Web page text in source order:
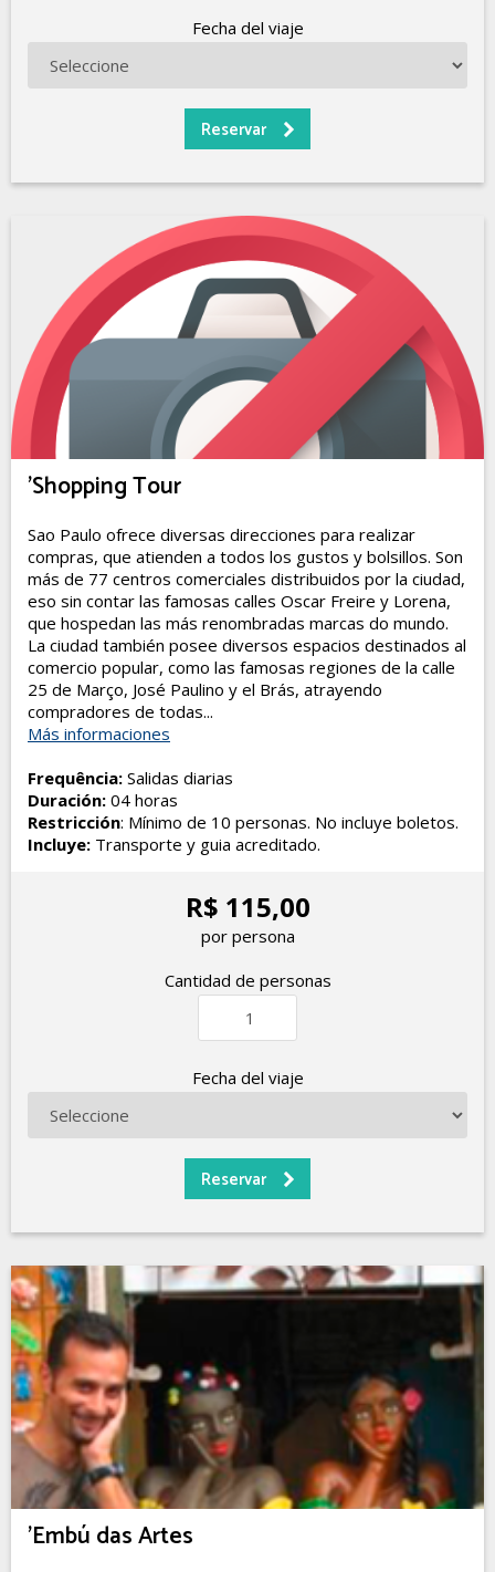
Fecha del viaje
'Shopping Tour
Sao Paulo ofrece diversas direcciones para realizar
compras, que atienden a todos los gustos y bolsillos. Son
más de 77 centros comerciales distribuidos por la ciudad,
eso sin contar las famosas calles Oscar Freire y Lorena,
que hospedan las más renombradas marcas do mundo.
La ciudad también posee diversos espacios destinados al
comercio popular, como las famosas regiones de la calle
25 de Março, José Paulino y el Brás, atrayendo
compradores de todas...
Más informaciones
Frequência: Salidas diarias
Duración: 04 horas
Restricción: Mínimo de 10 personas. No incluye boletos.
Incluye: Transporte y guia acreditado.
R$ 115,00
por persona
Cantidad de personas
Fecha del viaje
'Embú das Artes